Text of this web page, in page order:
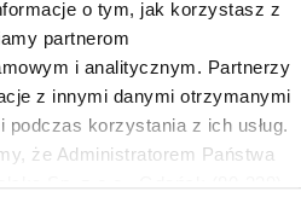
o tym, jak korzystasz z
partnerom
i analitycznym. Partnerzy
z innymi danymi otrzymanymi
korzystania z ich usług.
że Administratorem Państwa
RAMACH WSPÓŁPRACY
MAREK: